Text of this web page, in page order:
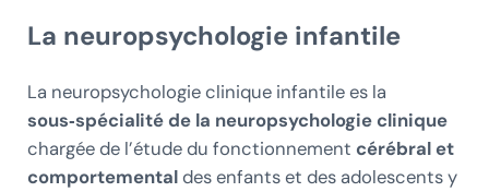
La neuropsychologie infantile
La neuropsychologie clinique infantile es la
sous‑spécialité de la neuropsychologie clinique
chargée de l’étude du fonctionnement cérébral et
comportementaldes enfants et des adolescents y